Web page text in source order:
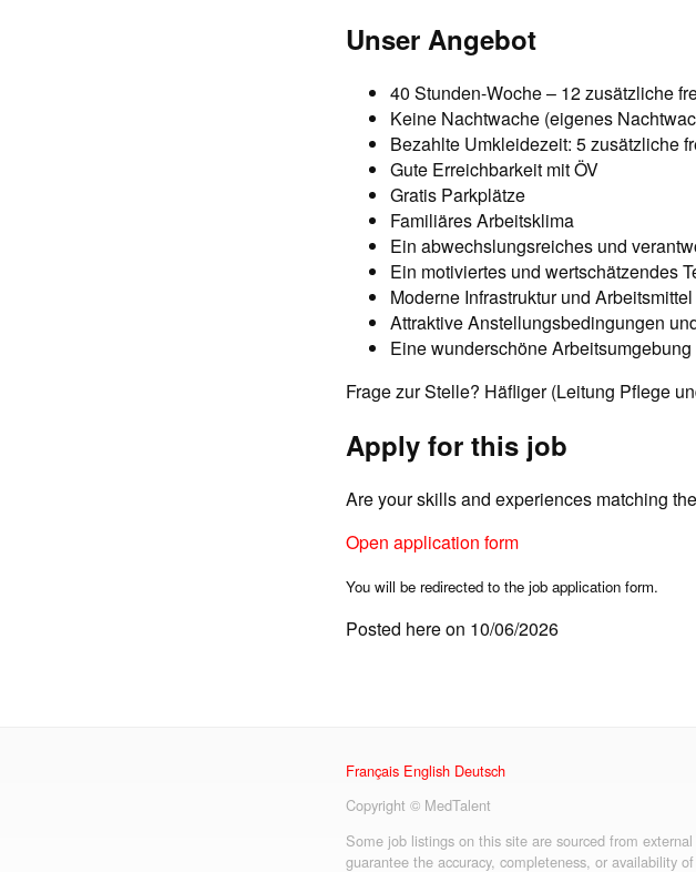
Unser Angebot
40 Stunden-Woche – 12 zusätzliche
Keine Nachtwache (eigenes
Bezahlte Umkleidezeit: 5 zusätzliche
Gute Erreichbarkeit mit ÖV
Gratis Parkplätze
Familiäres Arbeitsklima
Ein abwechslungsreiches und
Ein motiviertes und wertschätzendes
Moderne Infrastruktur und Arbeitsmittel
Attraktive Anstellungsbedingungen
Eine wunderschöne
Frage zur Stelle? Häfliger (Leitung Pflege
Apply for this job
Are your skills and experiences matching
Open application form
You will be redirected to the job application form.
Posted here on 10/06/2026
Français English Deutsch
Copyright © MedTalent
Some job listings on this site are sourced from
guarantee the accuracy, completeness, or availability